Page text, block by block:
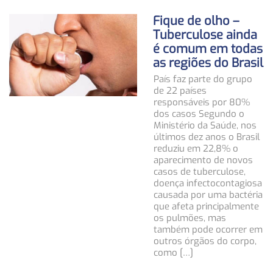
Fique de olho –
Tuberculose ainda
é comum em todas
as regiões do Brasil
País faz parte do grupo
de 22 países
responsáveis por 80%
dos casos Segundo o
Ministério da Saúde, nos
últimos dez anos o Brasil
reduziu em 22,8% o
aparecimento de novos
casos de tuberculose,
doença infectocontagiosa
causada por uma bactéria
que afeta principalmente
os pulmões, mas
também pode ocorrer em
outros órgãos do corpo,
como […]